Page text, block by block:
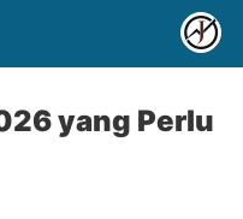
yang Perlu